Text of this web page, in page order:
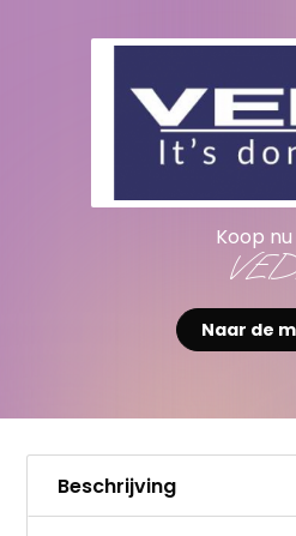
Koop nu
Naar de
Beschrijving